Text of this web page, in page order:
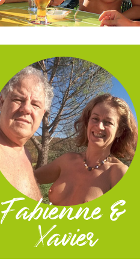
Fabienne &
Xavier